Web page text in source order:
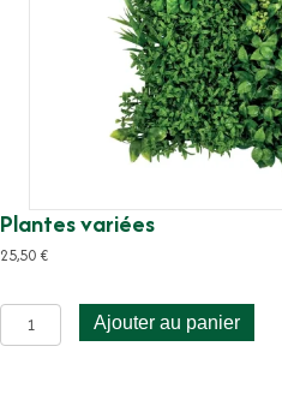
Plantes variées
25,50 €
quantité
de
Ajouter au panier